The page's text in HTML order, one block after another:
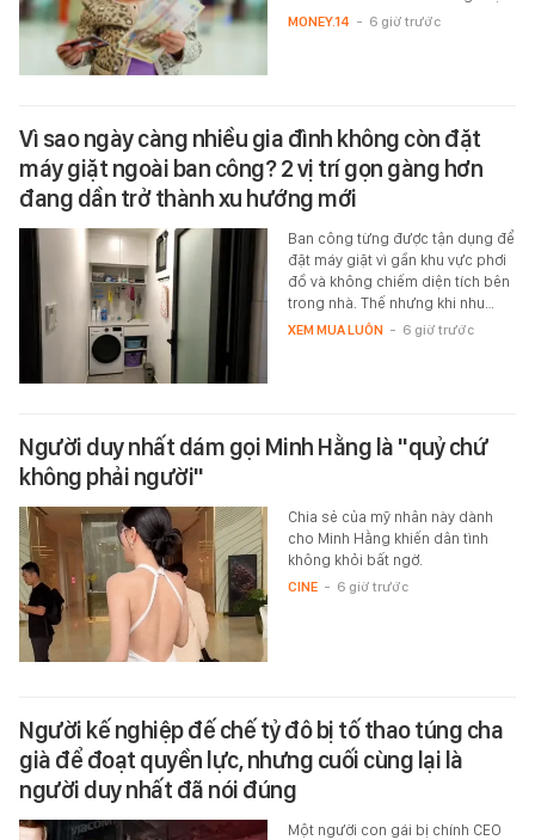
MONEY.14 - 6 giờ trước
Vì sao ngày càng nhiều gia đình không còn đặt
máy giặt ngoài ban công? 2 vị trí gọn gàng hơn
đang dần trở thành xu hướng mới
Ban công từng được tận dụng để
đặt máy giặt vì gần khu vực phơi
đồ và không chiếm diện tích bên
trong nhà. Thế nhưng khi nhu…
XEM MUA LUÔN - 6 giờ trước
Người duy nhất dám gọi Minh Hằng là "quỷ chứ
không phải người"
Chia sẻ của mỹ nhân này dành
cho Minh Hằng khiến dân tình
không khỏi bất ngờ.
CINE - 6 giờ trước
Người kế nghiệp đế chế tỷ đô bị tố thao túng cha
già để đoạt quyền lực, nhưng cuối cùng lại là
người duy nhất đã nói đúng
Một người con gái bị chính CEO